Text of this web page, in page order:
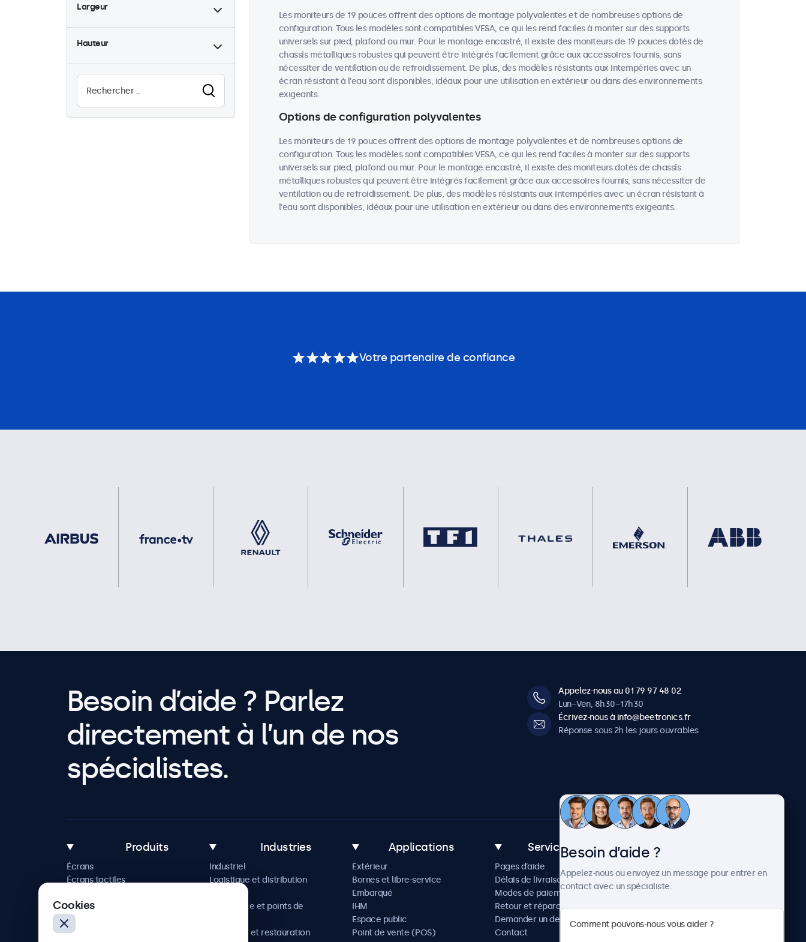
Largeur
Hauteur
Les moniteurs de 19 pouces offrent des options de montage polyvalentes et de nombreuses options de
configuration. Tous les modèles sont compatibles VESA, ce qui les rend faciles à monter sur des supports
universels sur pied, plafond ou mur. Pour le montage encastré, il existe des moniteurs de 19 pouces dotés de
chassîs métalliques robustes qui peuvent être intégrés facilement grâce aux accessoires fournis, sans
nécessiter de ventilation ou de refroidissement. De plus, des modèles résistants aux intempéries avec un
écran résistant à l'eau sont disponibles, idéaux pour une utilisation en extérieur ou dans des environnements
exigeants.
Options de configuration polyvalentes
Les moniteurs de 19 pouces offrent des options de montage polyvalentes et de nombreuses options de
configuration. Tous les modèles sont compatibles VESA, ce qui les rend faciles à monter sur des supports
universels sur pied, plafond ou mur. Pour le montage encastré, il existe des moniteurs dotés de chassîs
métalliques robustes qui peuvent être intégrés facilement grâce aux accessoires fournis, sans nécessiter de
ventilation ou de refroidissement. De plus, des modèles résistants aux intempéries avec un écran résistant à
l'eau sont disponibles, idéaux pour une utilisation en extérieur ou dans des environnements exigeants.
Votre partenaire de confiance
Besoin d’aide ? Parlez
directement à l’un de nos
spécialistes.
Appelez-nous au 01 79 97 48 02
Lun–Ven, 8h30–17h30
Écrivez-nous à info@beetronics.fr
Réponse sous 2h les jours ouvrables
Produits
Écrans
Écrans tactiles
Solutions sur mesure
Industries
Industriel
Logistique et distribution
Commerce et points de
Hôtellerie et restauration
Applications
Extérieur
Bornes et libre-service
Embarqué
IHM
Espace public
Point de vente (POS)
Service client
Pages d’aide
Délais de livraison
Modes de paiement
Retour et réparation
Demander un devis
Contact
Actualités et mises à jour
Carrière
Conditions de vente
Besoin d’aide ?
Appelez-nous ou envoyez un message pour entrer en
contact avec un spécialiste.
Cookies